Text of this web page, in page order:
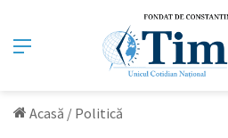
Meniu
Acasă / Politică